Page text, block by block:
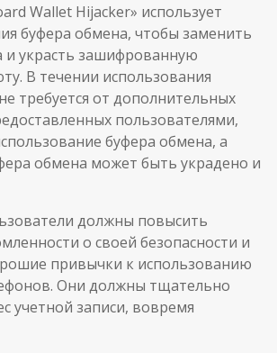
Wallet Hijacker» использует
буфера обмена, чтобы заменить
и украсть зашифрованную
В течении использования
требуется от дополнительных
пользователями,
буфера обмена, а
обмена может быть украдено и
должны повысить
о своей безопасности и
привычки к использованию
Они должны тщательно
учетной записи, вовремя